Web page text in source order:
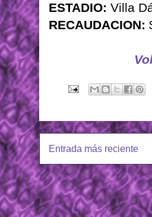
ESTADIO: Villa
RECAUDACION:
Entrada más reciente